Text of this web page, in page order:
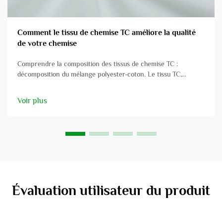
Comment le tissu de chemise TC améliore la qualité
de votre chemise
Comprendre la composition des tissus de chemise TC :
décomposition du mélange polyester-coton. Le tissu TC,
fibres. Le polyester apporte sa durabilité au tissu...
Voir plus
Évaluation utilisateur du produit